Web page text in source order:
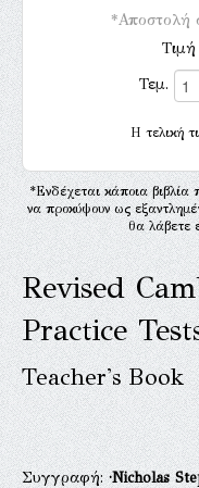
*Αποστολή
Τιμή
Τεμ.
H τελική
*Ενδέχεται κάποια βιβλία
να προκύψουν ως
θα λάβετε
Revised
Practice
Teacher's Book
Συγγραφή:·Nicholas